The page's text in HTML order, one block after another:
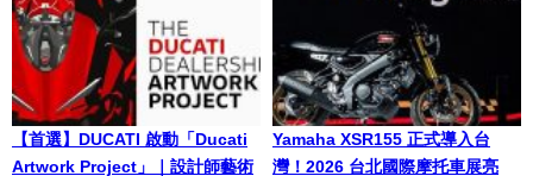
【首選】DUCATI 啟動「Ducati
Artwork Project」｜設計師藝術
Yamaha XSR155 正式導入台
灣！2026 台北國際摩托車展亮